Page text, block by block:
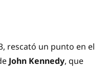
rescató un punto en el
John Kennedy, que